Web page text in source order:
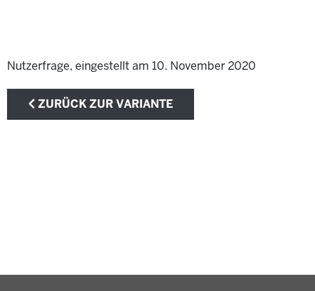
Nutzerfrage, eingestellt am 10. November 2020
ZURÜCK ZUR VARIANTE